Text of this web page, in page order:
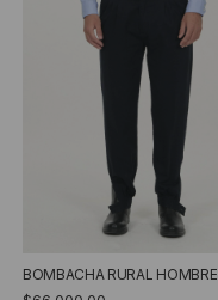
BOMBACHA RURAL HOMBRE